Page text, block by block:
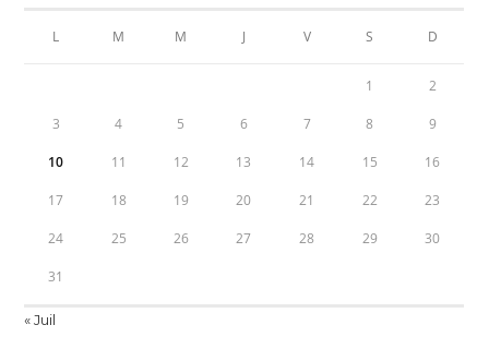
L M M J V S D
1 2
3 4 5 6 7 8 9
10 11 12 13 14 15 16
17 18 19 20 21 22 23
24 25 26 27 28 29 30
31
« Juil